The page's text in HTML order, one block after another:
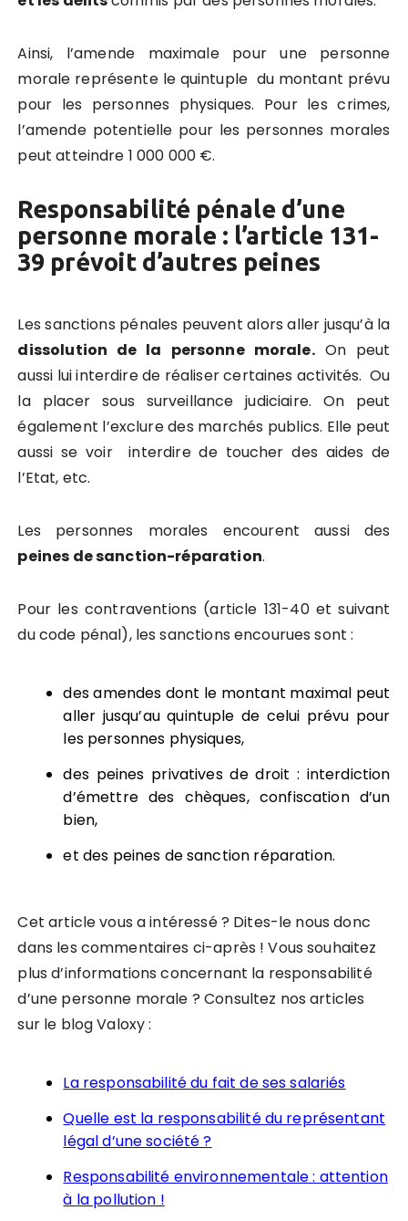
Ainsi, l’amende maximale pour une personne
morale représente le quintuple du montant prévu
pour les personnes physiques. Pour les crimes,
l’amende potentielle pour les personnes morales
peut atteindre 1 000 000 €.
Responsabilité pénale d’une
personne morale : l’article 131-
39 prévoit d’autres peines
Les sanctions pénales peuvent alors aller jusqu’à la
dissolution de la personne morale.On peut
aussi lui interdire de réaliser certaines activités. Ou
la placer sous surveillance judiciaire. On peut
également l’exclure des marchés publics. Elle peut
aussi se voir interdire de toucher des aides de
l’Etat, etc.
Les personnes morales encourent aussi des
peines de sanction-réparation.
Pour les contraventions (article 131-40 et suivant
du code pénal), les sanctions encourues sont :
des amendes dont le montant maximal peut
aller jusqu’au quintuple de celui prévu pour
les personnes physiques,
des peines privatives de droit : interdiction
d’émettre des chèques, confiscation d’un
bien,
et des peines de sanction réparation.
Cet article vous a intéressé ? Dites-le nous donc
dans les commentaires ci-après ! Vous souhaitez
plus d’informations concernant la responsabilité
d’une personne morale ? Consultez nos articles
sur le blog Valoxy :
La responsabilité du fait de ses salariés
Quelle est la responsabilité du représentant
légal d’une société ?
Responsabilité environnementale : attention
à la pollution !